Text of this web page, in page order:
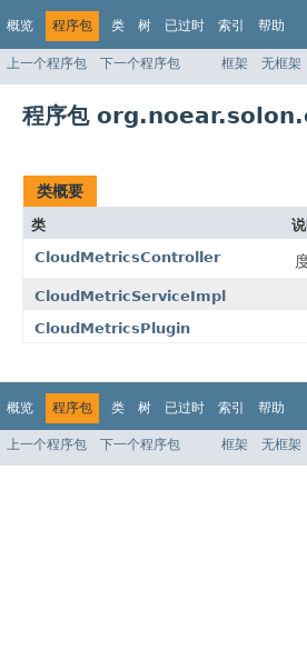
概览 程序包 类 树 已过时 索引 帮助
上一个程序包 下一个程序包 框架 无框架
程序包
类概要
类
CloudMetricsController
CloudMetricServiceImpl
CloudMetricsPlugin
概览 程序包 类 树 已过时 索引 帮助
上一个程序包 下一个程序包 框架 无框架